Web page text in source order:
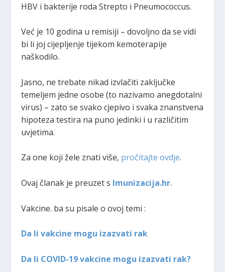
HBV i bakterije roda Strepto i Pneumococcus.
Već je 10 godina u remisiji – dovoljno da se vidi
bi li joj cijepljenje tijekom kemoterapije
naškodilo.
Jasno, ne trebate nikad izvlačiti zaključke
temeljem jedne osobe (to nazivamo anegdotalni
virus) – zato se svako cjepivo i svaka znanstvena
hipoteza testira na puno jedinki i u različitim
uvjetima.
Za one koji žele znati više, pročitajte ovdje.
Ovaj članak je preuzet s Imunizacija.hr.
Vakcine. ba su pisale o ovoj temi :
Da li vakcine mogu izazvati rak
Da li COVID-19 vakcine mogu izazvati rak?